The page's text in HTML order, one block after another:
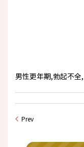
男性更年期,勃起不全,
Prev